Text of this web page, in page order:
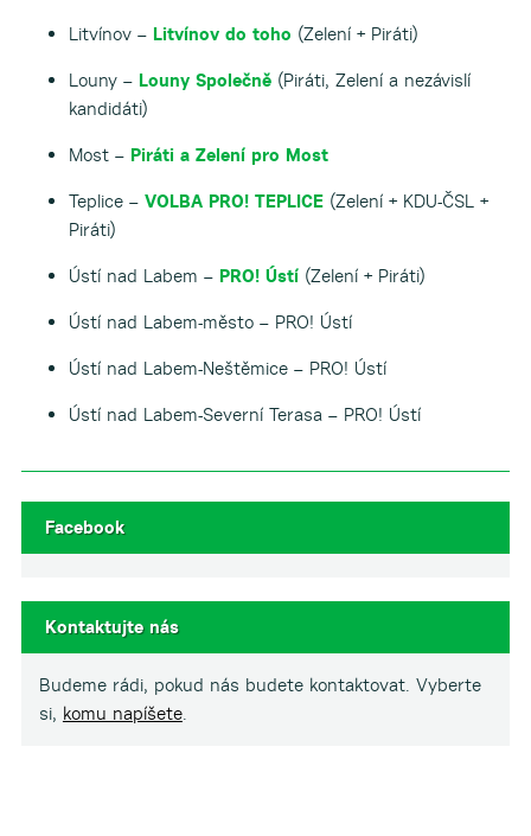
Litvínov – Litvínov do toho (Zelení + Piráti)
Louny – Louny Společně(Piráti, Zelení a nezávislí
kandidáti)
Most – Piráti a Zelení pro Most
Teplice – VOLBA PRO! TEPLICE(Zelení + KDU-ČSL +
Piráti)
Ústí nad Labem – PRO! Ústí(Zelení + Piráti)
Ústí nad Labem-město – PRO! Ústí
Ústí nad Labem-Neštěmice – PRO! Ústí
Ústí nad Labem-Severní Terasa – PRO! Ústí
Facebook
Kontaktujte nás
Budeme rádi, pokud nás budete kontaktovat. Vyberte
si, komu napíšete.